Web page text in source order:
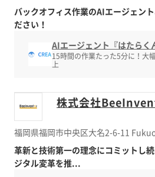
バックオフィス作業のAIエージェン
ださい！
AIエージェント『はたらく
15時間の作業たった5分に！大
上
株式会社
福岡県福岡市中央区大名2-6-11
革新と技術第一の理念にコミットし
ジタル変革を推...